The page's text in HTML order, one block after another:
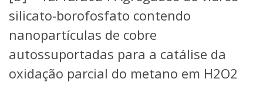
Telefones e Mapas
Pessoas
Ensino
Graduação
Pós-Graduação
Educação a distância
silicato-borofosfato contendo
nanopartículas de cobre
autossuportadas para a catálise da
oxidação parcial do metano em H2O2